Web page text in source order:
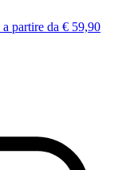
a partire da € 59,90